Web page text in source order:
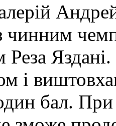
чинним
і
бал. При